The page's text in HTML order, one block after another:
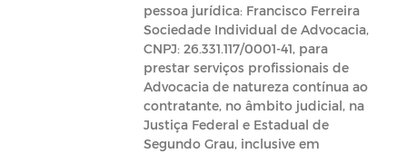
pessoa jurídica: Francisco Ferreira
Sociedade Individual de Advocacia,
CNPJ: 26.331.117/0001-41, para
prestar serviços profissionais de
Advocacia de natureza contínua ao
contratante, no âmbito judicial, na
Justiça Federal e Estadual de
Segundo Grau, inclusive em